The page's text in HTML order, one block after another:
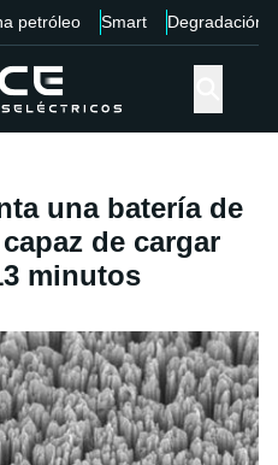
petróleo Smart Degradación
una batería de
de cargar
minutos